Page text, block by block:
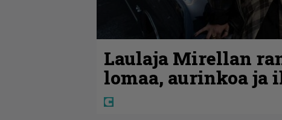
Laulaja Mirellan
lomaa, aurinkoa ja